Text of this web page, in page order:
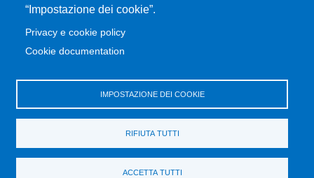
“Impostazione dei cookie”.
Privacy e cookie policy
Cookie documentation
IMPOSTAZIONE DEI COOKIE
RIFIUTA TUTTI
ACCETTA TUTTI
MENÙ FOOTER 1
Accessibilità
Mappa del sito
Privacy e cookie policy
MENÙ FOOTER 2
Portale di Ateneo
Amministrazione trasparente
Servizi per disabilità e DSA